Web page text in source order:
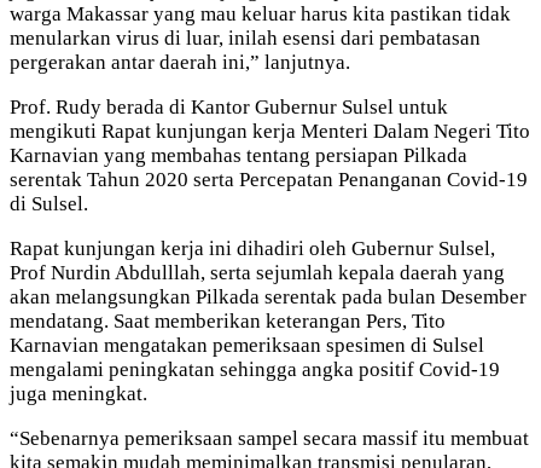
warga Makassar yang mau keluar harus kita pastikan tidak
menularkan virus di luar, inilah esensi dari pembatasan
pergerakan antar daerah ini,” lanjutnya.
Prof. Rudy berada di Kantor Gubernur Sulsel untuk
mengikuti Rapat kunjungan kerja Menteri Dalam Negeri Tito
Karnavian yang membahas tentang persiapan Pilkada
serentak Tahun 2020 serta Percepatan Penanganan Covid-19
di Sulsel.
Rapat kunjungan kerja ini dihadiri oleh Gubernur Sulsel,
Prof Nurdin Abdulllah, serta sejumlah kepala daerah yang
akan melangsungkan Pilkada serentak pada bulan Desember
mendatang. Saat memberikan keterangan Pers, Tito
Karnavian mengatakan pemeriksaan spesimen di Sulsel
mengalami peningkatan sehingga angka positif Covid-19
juga meningkat.
“Sebenarnya pemeriksaan sampel secara massif itu membuat
kita semakin mudah meminimalkan transmisi penularan,